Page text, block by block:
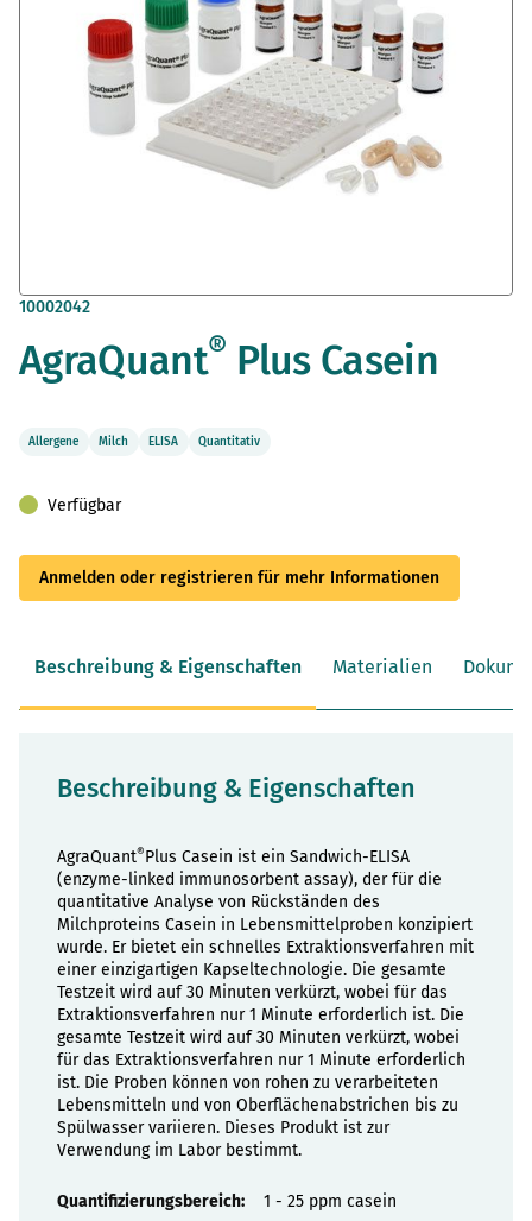
Zum
der
Bildergalerie
10002042
AgraQuant® Plus Casein
Allergene Milch ELISA Quantitativ
Verfügbar
Anmelden oder registrieren für mehr Informationen
Beschreibung & Eigenschaften Materialien
Beschreibung & Eigenschaften
AgraQuant®Plus Casein ist ein Sandwich-ELISA
(enzyme-linked immunosorbent assay), der für die
quantitative Analyse von Rückständen des
Milchproteins Casein in Lebensmittelproben konzipiert
wurde. Er bietet ein schnelles Extraktionsverfahren mit
einer einzigartigen Kapseltechnologie. Die gesamte
Testzeit wird auf 30 Minuten verkürzt, wobei für das
Extraktionsverfahren nur 1 Minute erforderlich ist. Die
gesamte Testzeit wird auf 30 Minuten verkürzt, wobei
für das Extraktionsverfahren nur 1 Minute erforderlich
ist. Die Proben können von rohen zu verarbeiteten
Lebensmitteln und von Oberflächenabstrichen bis zu
Spülwasser variieren. Dieses Produkt ist zur
Verwendung im Labor bestimmt.
Eigenschaften
1 - 25 ppm casein